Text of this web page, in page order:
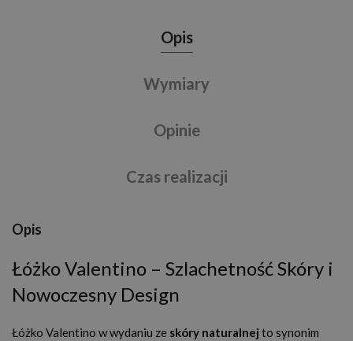
Opis
Wymiary
Opinie
Czas realizacji
Opis
Łóżko Valentino – Szlachetność Skóry i
Nowoczesny Design
Łóżko Valentino w wydaniu ze skóry naturalnej to synonim